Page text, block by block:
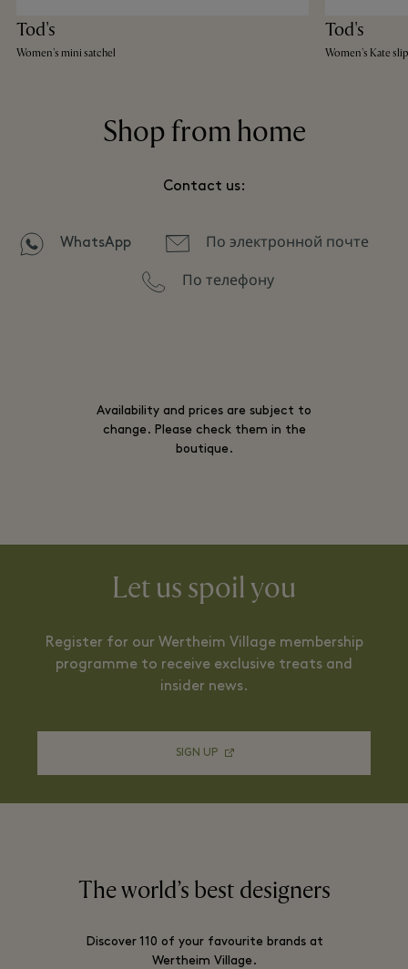
Tod's
Women's mini satchel
Tod's
Women's Kate
Shop from home
Contact us:
WhatsApp По электронной почте
По телефону
Availability and prices are subject to
change. Please check them in the
boutique.
Let us spoil you
Register for our Wertheim Village membership
programme to receive exclusive treats and
insider news.
SIGN UP
The world’s best designers
Discover 110 of your favourite brands at
Wertheim Village.